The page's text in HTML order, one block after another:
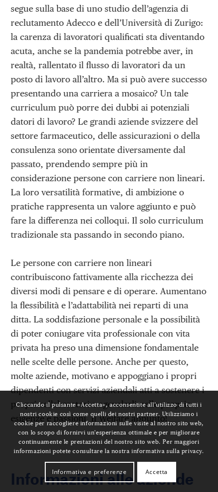
segue sulla base di uno studio dell’agenzia di
reclutamento Adecco e dell’Università di Zurigo:
la carenza di lavoratori qualificati sta diventando
acuta, anche se la pandemia potrebbe aver, in
realtà, rallentato il flusso di lavoratori da un
posto di lavoro all’altro. Ma si può avere successo
presentando una carriera a mosaico? Un tale
curriculum può porre dei dubbi ai potenziali
datori di lavoro? Le grandi aziende svizzere del
settore farmaceutico, delle assicurazioni o della
consulenza sono orientate diversamente dal
passato, prendendo sempre più in
considerazione persone con carriere non lineari.
La loro versatilità formative, di ambizione o
pratiche rappresenta un valore aggiunto e può
fare la differenza nei colloqui. Il solo curriculum
tradizionale sta passando in secondo piano.
Le persone con carriere non lineari
contribuiscono fattivamente alla ricchezza dei
diversi modi di pensare e di operare. Aumentano
la flessibilità e l’adattabilità nei reparti di una
ditta. La soddisfazione personale e la possibilità
di poter coniugare vita professionale con vita
privata ha preso una dimensione fondamentale
nelle scelte delle persone. Anche per questo,
molte aziende, motivano e appoggiano i propri
dipendenti con servizi aziendali atti a sostenere i
propri collaboratori e agevolarli nelle proprie
esigenze e passioni. Il Welfare appunto!
Informazioni alle aziende
Cliccando il pulsante «Accetta», acconsentite all’utilizzo di tutti i
nostri cookie così come quelli dei nostri partner. Utilizziamo i
cookie per raccogliere informazioni sulle visite al nostro sito web,
con lo scopo di fornirvi un'esperienza ottimale e per migliorare
continuamente le prestazioni del nostro sito web. Per maggiori
informazioni potete consultare la nostra informativa sulla privacy.
Informativa e preferenze Accetta